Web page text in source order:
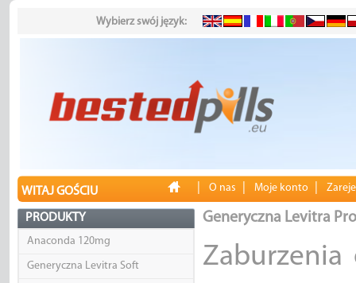
Wybierz swój język:
WITAJ GOŚCIU O nas Moje konto
PRODUKTY
Anaconda 120mg
Generyczna Levitra Soft
Generyczna Levitra